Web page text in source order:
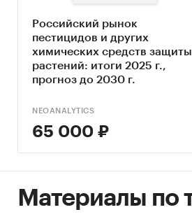
Задачи исследования:
Оценка доли импорта на
Анализ динамики импорта
Обзор мер
направленных на
Характеристика
конкурентов
Оценка динамики и
Российский рынок
пестицидов и других
химических средств защиты
растений: итоги 2025 г.,
прогноз до 2030 г.
NEOANALYTICS
65 000 ₽
Материалы по